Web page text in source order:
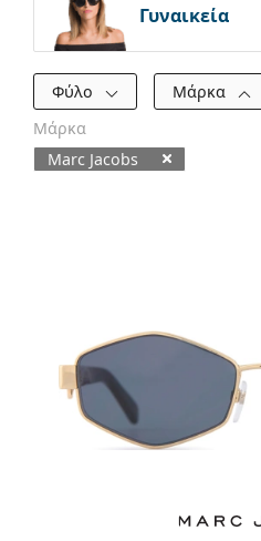
Γυναικεία
Φίλτρα
Φύλο Μάρκα
Μάρκα
Marc Jacobs